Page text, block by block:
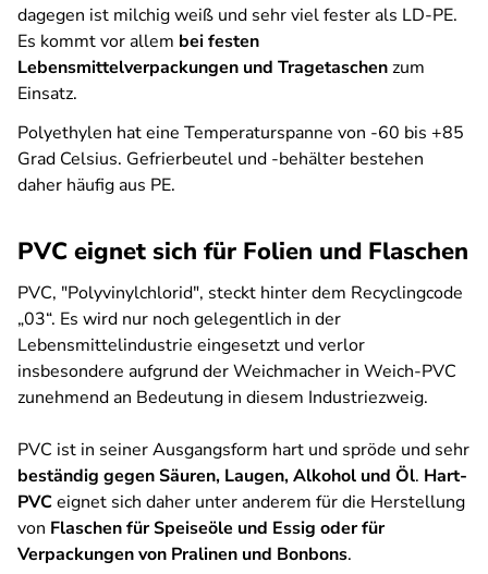
dagegen ist milchig weiß und sehr viel fester als LD-PE.
Es kommt vor allem bei festen
Lebensmittelverpackungen und Tragetaschenzum
Einsatz.
Polyethylen hat eine Temperaturspanne von -60 bis +85
Grad Celsius. Gefrierbeutel und -behälter bestehen
daher häufig aus PE.
PVC eignet sich für Folien und Flaschen
PVC, "Polyvinylchlorid", steckt hinter dem Recyclingcode
„03“. Es wird nur noch gelegentlich in der
Lebensmittelindustrie eingesetzt und verlor
insbesondere aufgrund der Weichmacher in Weich-PVC
zunehmend an Bedeutung in diesem Industriezweig.
PVC ist in seiner Ausgangsform hart und spröde und sehr
beständig gegen Säuren, Laugen, Alkohol und Öl. Hart-
PVCeignet sich daher unter anderem für die Herstellung
von Flaschen für Speiseöle und Essig oder für
Verpackungen von Pralinen und Bonbons.